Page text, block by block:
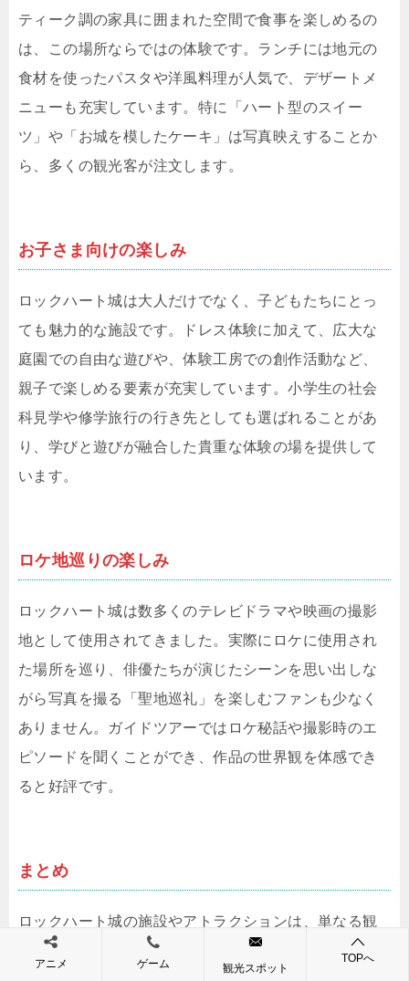
ティーク調の家具に囲まれた空間で食事を楽しめるの
は、この場所ならではの体験です。ランチには地元の
食材を使ったパスタや洋風料理が人気で、デザートメ
ニューも充実しています。特に「ハート型のスイー
ツ」や「お城を模したケーキ」は写真映えすることか
ら、多くの観光客が注文します。
お子さま向けの楽しみ
ロックハート城は大人だけでなく、子どもたちにとっ
ても魅力的な施設です。ドレス体験に加えて、広大な
庭園での自由な遊びや、体験工房での創作活動など、
親子で楽しめる要素が充実しています。小学生の社会
科見学や修学旅行の行き先としても選ばれることがあ
り、学びと遊びが融合した貴重な体験の場を提供して
います。
ロケ地巡りの楽しみ
ロックハート城は数多くのテレビドラマや映画の撮影
地として使用されてきました。実際にロケに使用され
た場所を巡り、俳優たちが演じたシーンを思い出しな
がら写真を撮る「聖地巡礼」を楽しむファンも少なく
ありません。ガイドツアーではロケ秘話や撮影時のエ
ピソードを聞くことができ、作品の世界観を体感でき
ると好評です。
まとめ
ロックハート城の施設やアトラクションは、単なる観
光名所の枠を超えて「体験型テーマパーク」と呼ぶに
アニメ ゲーム 観光スポット
TOPへ